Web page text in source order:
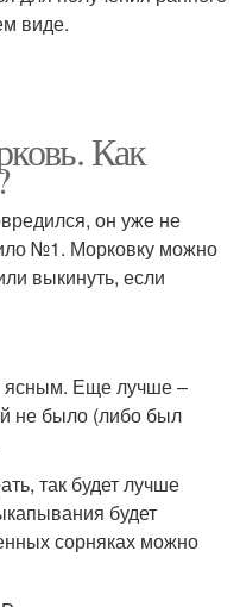
виде.
Как
он уже не
№1. Морковку можно
выкинуть, если
ясным. Еще лучше –
не было (либо был
так будет лучше
будет
сорняках можно